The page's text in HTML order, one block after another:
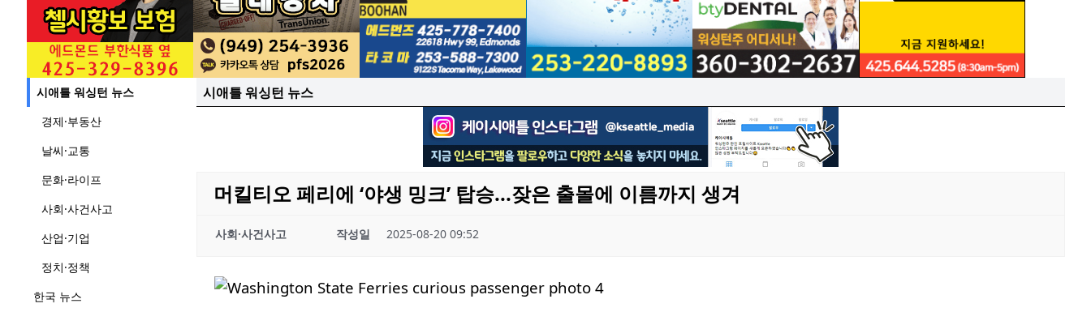
시애틀 워싱턴 뉴스
경제·부동산
날씨·교통
문화·라이프
사회·사건사고
산업·기업
정치·정책
한국 뉴스
시애틀 워싱턴 뉴스
머킬티오 페리에 ‘야생 밍크’ 탑승...잦은 출몰에 이름까지 생겨
사회·사건사고 작성일 2025-08-20 09:52